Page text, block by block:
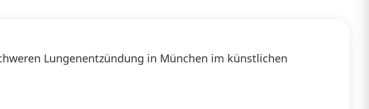
Lungenentzündung in München im künstlichen